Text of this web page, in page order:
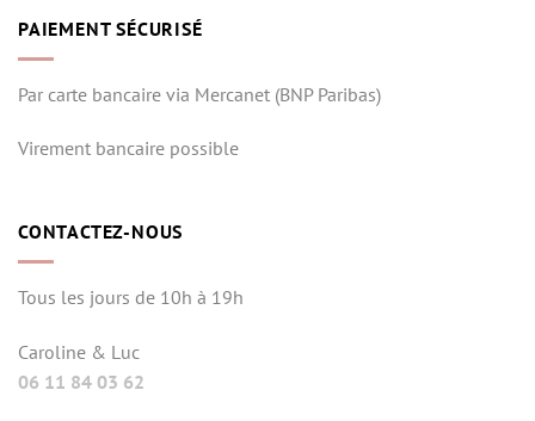
PAIEMENT SÉCURISÉ
Par carte bancaire via Mercanet (BNP Paribas)
Virement bancaire possible
CONTACTEZ-NOUS
Tous les jours de 10h à 19h
Caroline & Luc
06 11 84 03 62